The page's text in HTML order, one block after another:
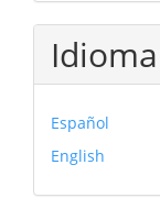
Idioma
Español
English